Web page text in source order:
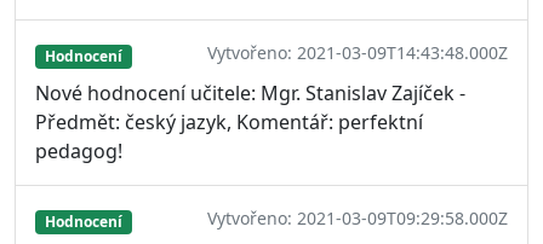
Hodnocení Vytvořeno: 2021-03-09T14:43:48.000Z
Nové hodnocení učitele: Mgr. Stanislav Zajíček -
Předmět: český jazyk, Komentář: perfektní
pedagog!
Hodnocení Vytvořeno: 2021-03-09T09:29:58.000Z